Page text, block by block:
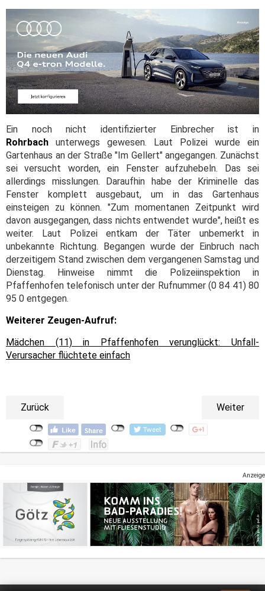
Ein noch nicht identifizierter Einbrecher ist in
Rohrbach unterwegs gewesen. Laut Polizei wurde ein
Gartenhaus an der Straße "Im Gellert" angegangen. Zunächst
sei versucht worden, ein Fenster aufzuhebeln. Das sei
allerdings misslungen. Daraufhin habe der Kriminelle das
Fenster komplett ausgebaut, um in das Gartenhaus
einsteigen zu können. "Zum momentanen Zeitpunkt wird
davon ausgegangen, dass nichts entwendet wurde", heißt es
weiter. Laut Polizei entkam der Täter unbemerkt in
unbekannte Richtung. Begangen wurde der Einbruch nach
derzeitigem Stand zwischen dem vergangenen Samstag und
Dienstag. Hinweise nimmt die Polizeiinspektion in
Pfaffenhofen telefonisch unter der Rufnummer (0 84 41) 80
95 0 entgegen.
Weiterer Zeugen-Aufruf:
Mädchen (11) in Pfaffenhofen verunglückt: Unfall-
Verursacher flüchtete einfach
Zurück Weiter
Anzeige